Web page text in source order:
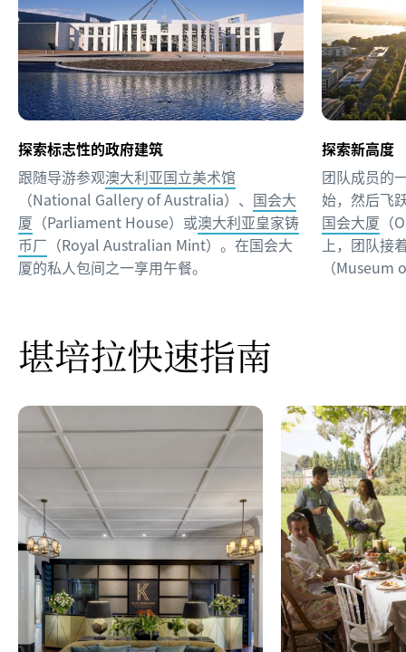
探索标志性的政府建筑
跟随导游参观澳大利亚国立美术馆
（National Gallery of Australia）、 国会大
厦 （Parliament House）或澳大利亚皇家铸
币厂 （Royal Australian Mint）。在国会大
厦的私人包间之一享用午餐。
探索新高度
团队成员的
始，然后飞
国会大厦
上，团队接
（
堪培拉快速指南